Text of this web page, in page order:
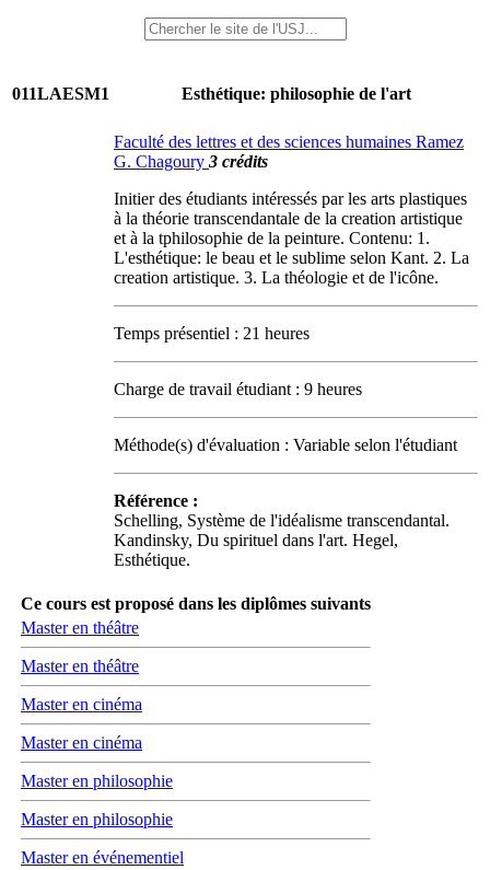
011LAESM1 Esthétique: philosophie de l'art
Faculté des lettres et des sciences humaines Ramez
G. Chagoury 3 crédits
Initier des étudiants intéressés par les arts plastiques
à la théorie transcendantale de la creation artistique
et à la tphilosophie de la peinture. Contenu: 1.
L'esthétique: le beau et le sublime selon Kant. 2. La
creation artistique. 3. La théologie et de l'icône.
Temps présentiel : 21 heures
Charge de travail étudiant : 9 heures
Méthode(s) d'évaluation : Variable selon l'étudiant
Référence :
Schelling, Système de l'idéalisme transcendantal.
Kandinsky, Du spirituel dans l'art. Hegel,
Esthétique.
Ce cours est proposé dans les diplômes suivants
Master en théâtre
Master en théâtre
Master en cinéma
Master en cinéma
Master en philosophie
Master en philosophie
Master en événementiel